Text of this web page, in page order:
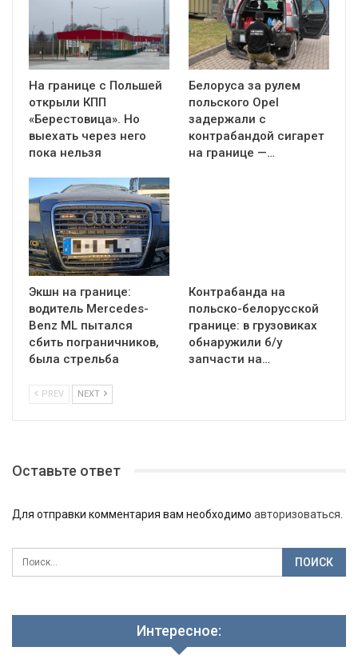
На границе с Польшей
открыли КПП
«Берестовица». Но
выехать через него
пока нельзя
Белоруса за рулем
польского Opel
задержали с
контрабандой сигарет
на границе —…
Экшн на границе:
водитель Mercedes-
Benz ML пытался
сбить пограничников,
была стрельба
Контрабанда на
польско-белорусской
границе: в грузовиках
обнаружили б/у
запчасти на…
PREV NEXT
Оставьте ответ
Для отправки комментария вам необходимо авторизоваться
Интересное: